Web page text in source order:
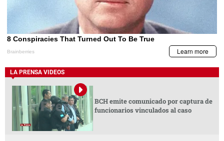
LA PRENSA VIDEOS
BCH emite comunicado por captura de
funcionarios vinculados al caso